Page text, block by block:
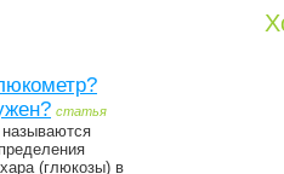
статья
(глюкозы) в